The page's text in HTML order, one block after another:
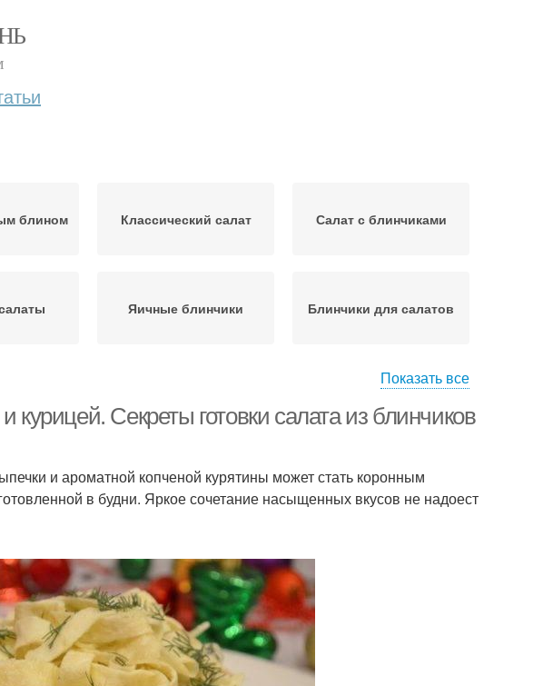
блином Классический салат Салат с блинчиками
Яичные блинчики Блинчики для салатов
Вкусный салат Блинчики с кукурузой
салат Сырный салат
Показать все
Секреты готовки салата из блинчиков
и ароматной копченой курятины может стать коронным
в будни. Яркое сочетание насыщенных вкусов не надоест